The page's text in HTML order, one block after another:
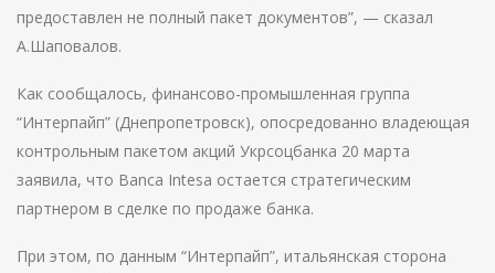
предоставлен не полный пакет документов”, — сказал
А.Шаповалов.
Как сообщалось, финансово-промышленная группа
“Интерпайп” (Днепропетровск), опосредованно владеющая
контрольным пакетом акций Укрсоцбанка 20 марта
заявила, что Banсa Intesa остается стратегическим
партнером в сделке по продаже банка.
При этом, по данным “Интерпайп”, итальянская сторона